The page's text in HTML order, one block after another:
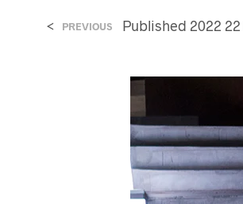
Published 2022
< PREVIOUS